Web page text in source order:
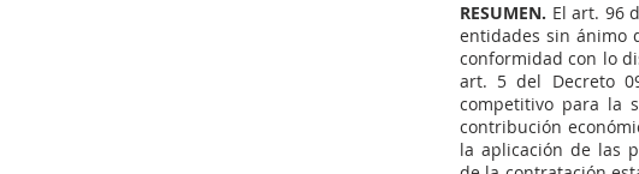
RESUMEN.​ El art. 96
entidades sin ánimo
conformidad con lo
art. 5 del Decreto
competitivo para la
contribución
la aplicación de las